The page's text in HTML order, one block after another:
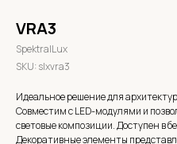
VRA3
SpektralLux
SKU: slxvra3
Идеальное решение для
Совместим с LED-модулями и
световые композиции. Доступен в
Декоративные элементы